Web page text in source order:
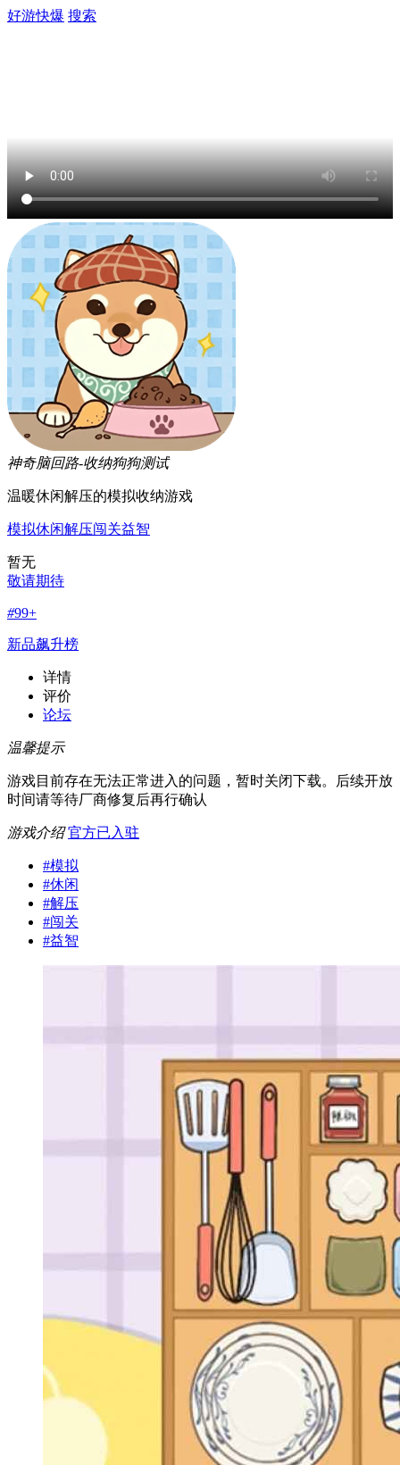
好游快爆 搜索
神奇脑回路-收纳狗狗测试
温暖休闲解压的模拟收纳游戏
模拟休闲解压闯关益智
暂无
敬请期待
#99+
新品飙升榜
详情
评价
论坛
温馨提示
游戏目前存在无法正常进入的问题，暂时关闭下载。后续开放
时间请等待厂商修复后再行确认
游戏介绍 官方已入驻
#模拟
#休闲
#解压
#闯关
#益智